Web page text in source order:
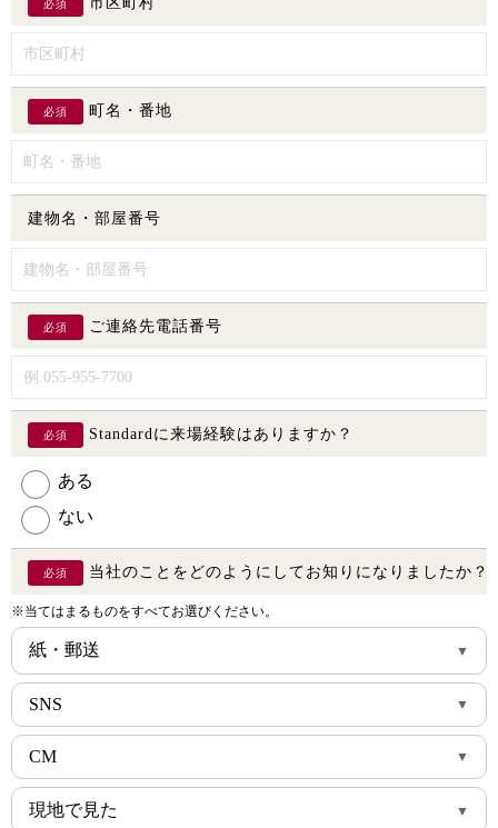
必須
必須 町名・番地
建物名・部屋番号
必須 ご連絡先電話番号
必須 Standardに来場経験はありますか？
ある
ない
必須 当社のことをどのようにしてお知りになりましたか？
※当てはまるものをすべてお選びください。
紙・郵送
チラシ
DM
SNS
Facebook
YouTube
CM
テレビCM
現地で見た